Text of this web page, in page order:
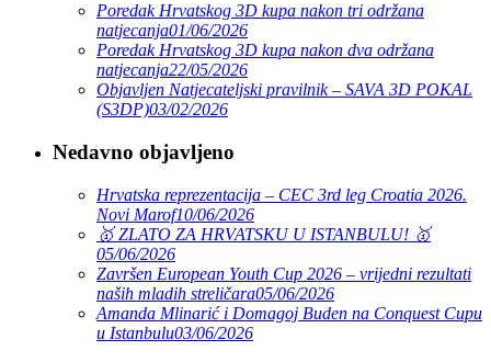
Poredak Hrvatskog 3D kupa nakon tri održana
natjecanja01/06/2026
Poredak Hrvatskog 3D kupa nakon dva održana
natjecanja22/05/2026
Objavljen Natjecateljski pravilnik – SAVA 3D POKAL
(S3DP)03/02/2026
Nedavno objavljeno
Hrvatska reprezentacija – CEC 3rd leg Croatia 2026.
Novi Marof10/06/2026
🥇 ZLATO ZA HRVATSKU U ISTANBULU! 🥇
05/06/2026
Završen European Youth Cup 2026 – vrijedni rezultati
naših mladih streličara05/06/2026
Amanda Mlinarić i Domagoj Buden na Conquest Cupu
u Istanbulu03/06/2026